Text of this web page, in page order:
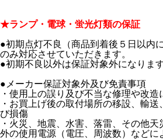
★ランプ・電球・蛍光灯類の保証
●初期点灯不良（商品到着後５日以内
のみ対応させていただきます。
●初期不良以外は保証対象外になります
●メーカー保証対象外及び免責事項
・使用上の誤り及び不当な修理や改
・お買上げ後の取付場所の移設、輸
び損傷
・火災、地震、水害、落雷、その他
外の使用電源（電圧、周波数）などに